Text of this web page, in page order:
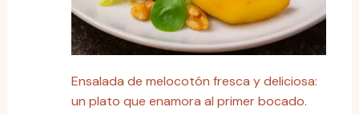
Ensalada de melocotón fresca y deliciosa:
un plato que enamora al primer bocado.